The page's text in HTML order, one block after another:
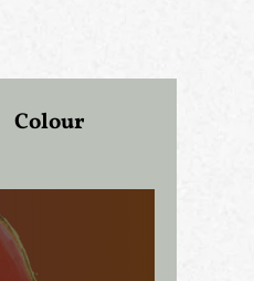
Colour